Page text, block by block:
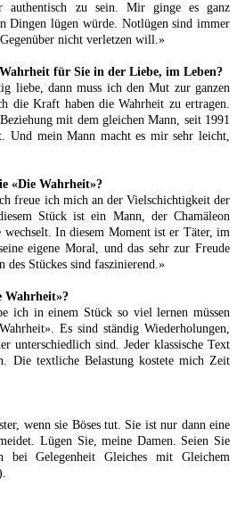
authentisch zu sein. Mir ginge es ganz
Dingen lügen würde. Notlügen sind immer
nicht verletzen will.»
für Sie in der Liebe, im Leben?
liebe, dann muss ich den Mut zur ganzen
die Kraft haben die Wahrheit zu ertragen.
mit dem gleichen Mann, seit 1991
mein Mann macht es mir sehr leicht,
«Die Wahrheit»?
freue ich mich an der Vielschichtigkeit der
Stück ist ein Mann, der Chamäleon
In diesem Moment ist er Täter, im
eigene Moral, und das sehr zur Freude
des Stückes sind faszinierend.»
Wahrheit»?
ich in einem Stück so viel lernen müssen
Es sind ständig Wiederholungen,
unterschiedlich sind. Jeder klassische Text
Die textliche Belastung kostete mich Zeit
wenn sie Böses tut. Sie ist nur dann eine
Lügen Sie, meine Damen. Seien Sie
bei Gelegenheit Gleiches mit Gleichem